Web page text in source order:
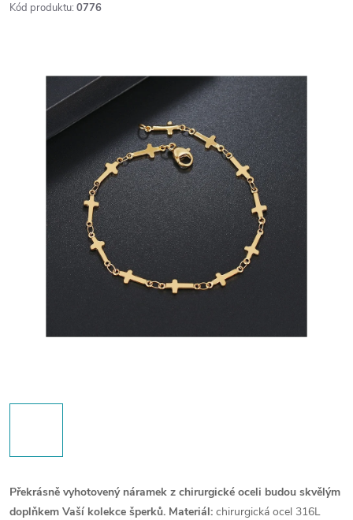
Kód produktu: 0776
Překrásně vyhotovený náramek z chirurgické oceli budou skvělým
doplňkem Vaší kolekce šperků. Materiál: chirurgická ocel 316L